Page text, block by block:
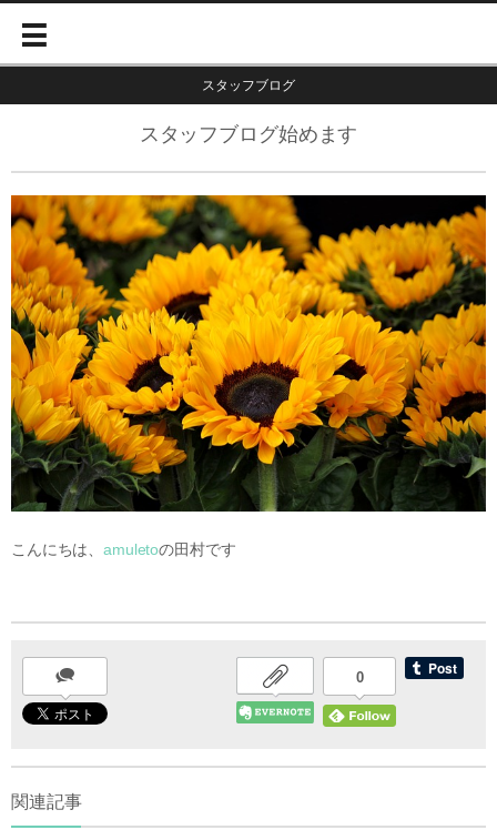
スタッフブログ
スタッフブログ始めます
こんにちは、amuletoの田村です
0
関連記事